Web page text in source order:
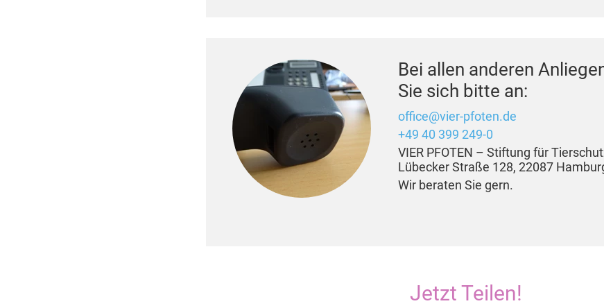
Bei allen anderen
Sie sich bitte an:
office@vier-pfoten.de
+49 40 399 249-0
VIER PFOTEN – Stiftung für
Lübecker Straße 128, 22087
Wir beraten Sie gern.
Jetzt Teilen!